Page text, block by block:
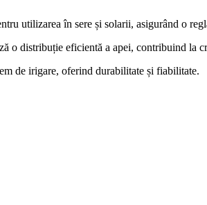
utilizarea în sere și solarii, asigurând o
o distribuție eficientă a apei, contribuind la
de irigare, oferind durabilitate și fiabilitate.